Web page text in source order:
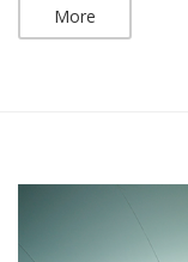
More